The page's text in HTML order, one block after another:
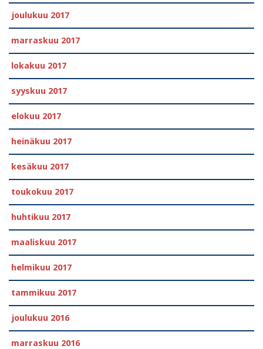
joulukuu 2017
marraskuu 2017
lokakuu 2017
syyskuu 2017
elokuu 2017
heinäkuu 2017
kesäkuu 2017
toukokuu 2017
huhtikuu 2017
maaliskuu 2017
helmikuu 2017
tammikuu 2017
joulukuu 2016
marraskuu 2016